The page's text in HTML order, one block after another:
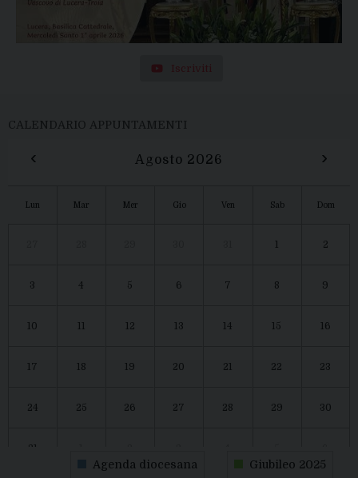
Iscriviti
CALENDARIO APPUNTAMENTI
‹ Agosto 2026 ›
Lun Mar Mer Gio Ven Sab Dom
2
3 4 5 6 7 8 9
10 12 13 14 15 16
17 18 19 20 21 22 23
24 25 26 27 28 29 30
31
Agenda diocesana Giubileo 2025